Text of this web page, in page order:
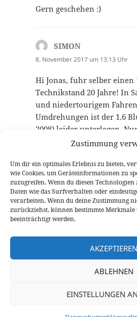
Zustimmung
Um dir ein optimales Erlebnis zu bieten,
wie Cookies, um Geräteinformationen zu
zuzugreifen. Wenn du diesen
Daten wie das Surfverhalten oder
verarbeiten. Wenn du deine Zustimmung
zurückziehst, können bestimmte
beeinträchtigt werden.
AKZEPTIEREN
ABLEHNEN
EINSTELLUNGEN
Gern geschehen :)
SIMON
8. November 2017 um 13:13 Uhr
Hi Jonas, fuhr selber einen
Technikstand 20 Jahre! In
und niedertourigem
Umdrehungen ist der 1.6
2008) leider unterlegen.
sprechen für die
Die Kommentare sind
Beitragsnavigation
VORHERIGER
Vorheriger
Beitrag:
EQ Boost im neuen
Coupé und Cabriolet
Zeitlose Schönheit: Jaguar